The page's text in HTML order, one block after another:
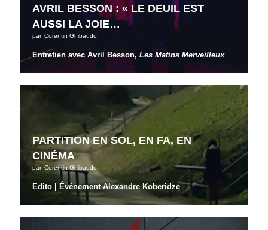
AVRIL BESSON : « LE DEUIL EST
AUSSI LA JOIE…
par Corentin Ghibaudo
Entretien avec Avril Besson,Les Matins Merveilleux
PARTITION EN SOL, EN FA, EN
CINÉMA
par Corentin Ghibaudo
Edito | Événement Alexandre Koberidze